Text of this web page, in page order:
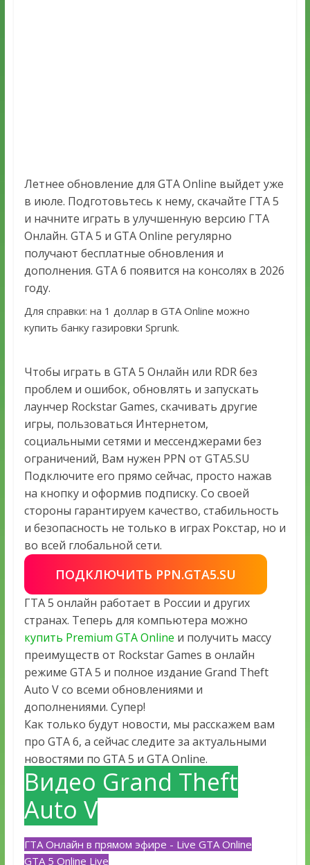
Летнее обновление для GTA Online выйдет уже
в июле. Подготовьтесь к нему, скачайте ГТА 5
и начните играть в улучшенную версию ГТА
Онлайн. GTA 5 и GTA Online регулярно
получают бесплатные обновления и
дополнения. GTA 6 появится на консолях в 2026
году.
Для справки: на 1 доллар в GTA Online можно
купить банку газировки Sprunk.
Чтобы играть в GTA 5 Онлайн или RDR без
проблем и ошибок, обновлять и запускать
лаунчер Rockstar Games, скачивать другие
игры, пользоваться Интернетом,
социальными сетями и мессенджерами без
ограничений, Вам нужен PPN от GTA5.SU
Подключите его прямо сейчас, просто нажав
на кнопку и оформив подписку. Со своей
стороны гарантируем качество, стабильность
и безопасность не только в играх Рокстар, но и
во всей глобальной сети.
ПОДКЛЮЧИТЬ PPN.GTA5.SU
ГТА 5 онлайн работает в России и других
странах. Теперь для компьютера можно
купить Premium GTA Online и получить массу
преимуществ от Rockstar Games в онлайн
режиме GTA 5 и полное издание Grand Theft
Auto V со всеми обновлениями и
дополнениями. Супер!
Как только будут новости, мы расскажем вам
про GTA 6, а сейчас следите за актуальными
новостями по GTA 5 и GTA Online.
Видео Grand Theft
Auto V
ГТА Онлайн в прямом эфире - Live GTA Online
GTA 5 Online Live